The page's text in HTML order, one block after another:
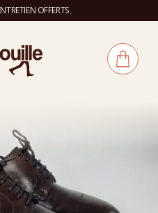
OFFERTS